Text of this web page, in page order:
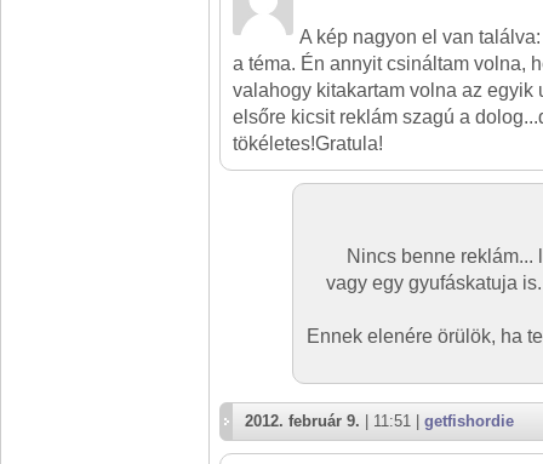
A kép nagyon el van
a téma. Én annyit csináltam volna,
valahogy kitakartam volna az egyik
elsőre kicsit reklám szagú a
tökéletes!Gratula!
Nincs benne reklám...
vagy egy gyufáskatuja
Ennek elenére örülök, ha
2012. február 9. | 11:51 | getfishordie